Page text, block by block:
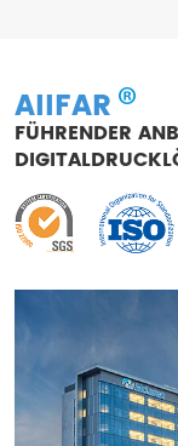
AIIFAR
FÜHRENDER